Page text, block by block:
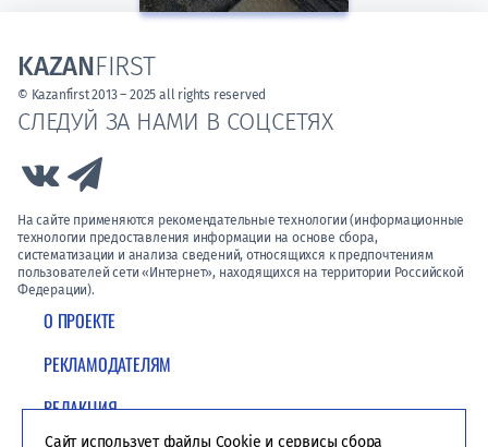
О ПРОЕКТЕ
РЕКЛАМОДАТЕЛЯМ
РЕДАКЦИЯ
СЛЕДУЙ ЗА НАМИ В СОЦСЕТЯХ
Link to Vk
На сайте применяются рекомендательные технологии (информационные
технологии предоставления информации на основе сбора,
систематизации и анализа сведений, относящихся к предпочтениям
пользователей сети «Интернет», находящихся на территории Российской
Федерации).
KAZANFIRST
© Kazanfirst 2013 – 2025 all rights reserved
Сайт использует файлы Cookie и сервисы сбора